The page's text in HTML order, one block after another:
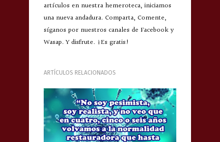
artículos en nuestra hemeroteca, iniciamos
una nueva andadura. Comparta, Comente,
síganos por nuestros canales de Facebook y
Wasap. Y disfrute. ¡Es gratis!
ARTÍCULOS RELACIONADOS